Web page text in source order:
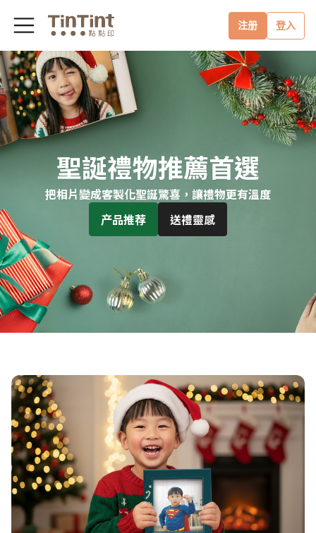
注册 登入
聖誕禮物推薦首選
把相片變成客製化聖誕驚喜，讓禮物更有溫度
产品推荐
送禮靈感